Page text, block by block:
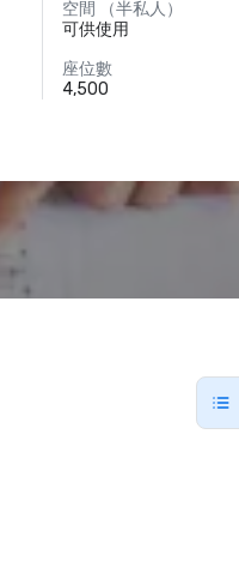
空間 （半私人）
可供使用
座位數
4,500